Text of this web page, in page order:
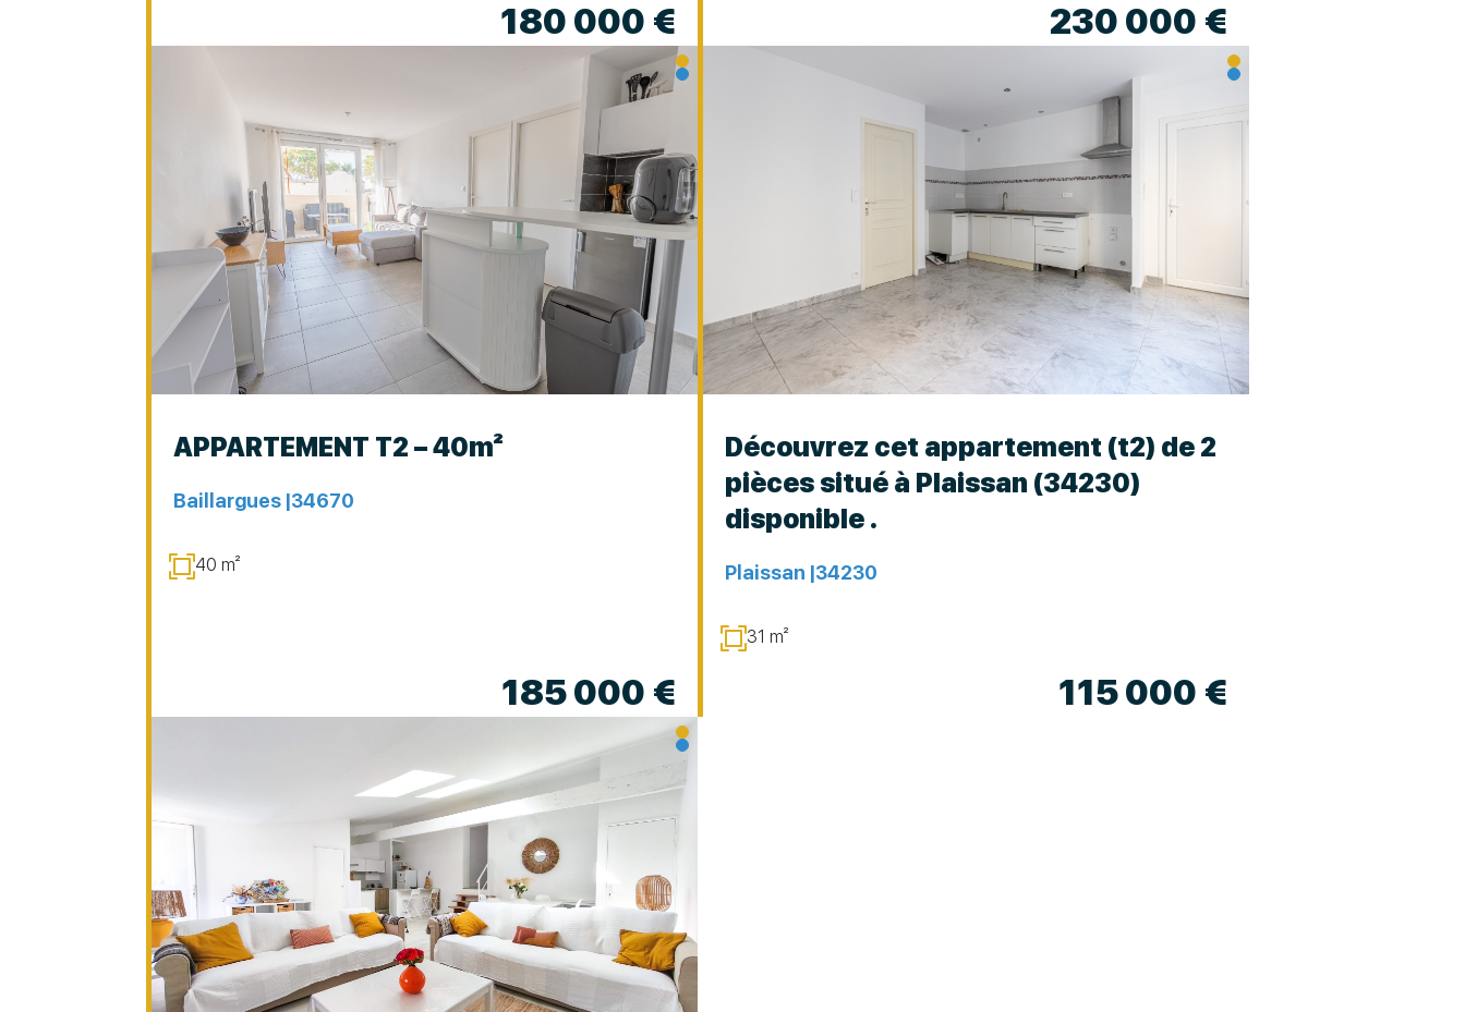
180 000 € 230 000 €
APPARTEMENT T2 – 40m²
Baillargues |34670
40 m²
185 000 €
Découvrez cet appartement (t2) de 2
pièces situé à Plaissan (34230)
disponible .
Plaissan |34230
31 m²
115 000 €